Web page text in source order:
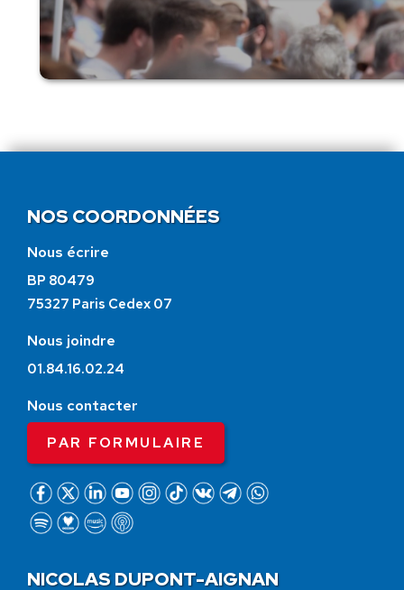
NOS COORDONNÉES
Nous écrire
BP 80479
75327 Paris Cedex 07
Nous joindre
01.84.16.02.24
Nous contacter
PAR FORMULAIRE
NICOLAS DUPONT-AIGNAN